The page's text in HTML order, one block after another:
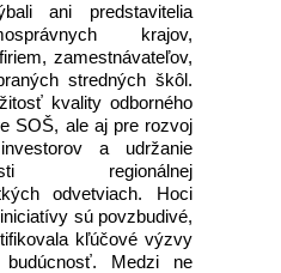
ani predstavitelia
krajov,
zamestnávateľov,
stredných škôl.
kvality odborného
SOŠ, ale aj pre rozvoj
a udržanie
regionálnej
odvetviach. Hoci
sú povzbudivé,
kľúčové výzvy
Medzi ne